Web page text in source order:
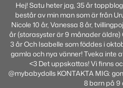
Hej! Satu heter jag, 35 år
består av min man som är från
Nicole 10 år, Vanessa 8 år,
år (storasyster är 9 månader äldre)
3 år Och Isabelle som föddes i
gamla och nya vänner! Tveka inte
<3 Det uppskattas! Vi finns
@mybabydolls KONTAKTA MIG:
8 barn på